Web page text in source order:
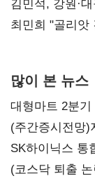
(2보)
김민석, 강원·
최민희 "골리
많이 본 뉴스
대형마트 2분
(주간증시전망
SK하이닉스 통
불만 확산
(코스닥 퇴출